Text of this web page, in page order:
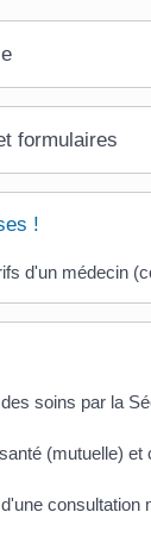
formulaires
!
d'un médecin
soins par la
(mutuelle)
consultation